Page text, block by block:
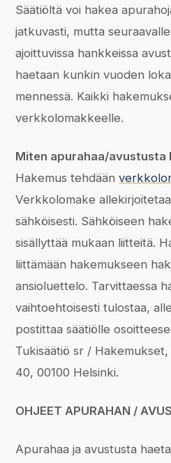
Säätiöltä voi hakea
jatkuvasti, mutta
ajoittuvissa hankkeissa
haetaan kunkin vuoden
mennessä. Kaikki
verkkolomakkeelle.
Miten apurahaa/avustusta
Hakemus tehdään
Verkkolomake
sähköisesti. Sähköiseen
sisällyttää mukaan liitteitä.
liittämään hakemukseen
ansioluettelo. Tarvittaessa
vaihtoehtoisesti tulostaa,
postittaa säätiölle
Tukisäätiö sr /
40, 00100 Helsinki.
OHJEET APURAHAN /
Apurahaa ja avustusta